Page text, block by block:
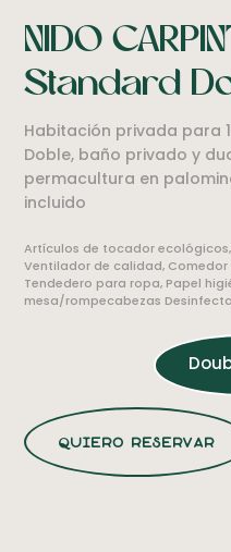
NIDO
Standard
Habitación privada para
Doble, baño privado y
permacultura en
incluido
Artículos de tocador
Ventilador de calidad, Comedor
Tendedero para ropa, Papel
mesa/rompecabezas
quiero reservar